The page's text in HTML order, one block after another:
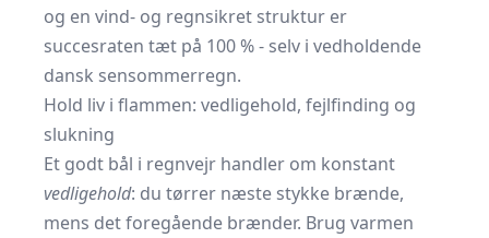
og en vind- og regnsikret struktur er
succesraten tæt på 100 % - selv i vedholdende
dansk sensommerregn.
Hold liv i flammen: vedligehold, fejlfinding og
slukning
Et godt bål i regnvejr handler om konstant
vedligehold: du tørrer næste stykke brænde,
mens det foregående brænder. Brug varmen